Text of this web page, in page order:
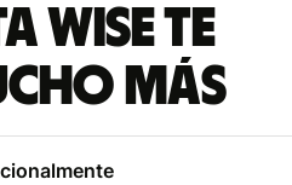
Wise te
más